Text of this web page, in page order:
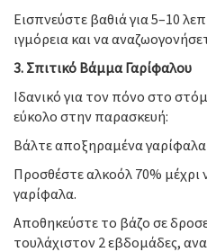
Εισπνεύστε βαθιά για 5–10
ιγμόρεια και να
3. Σπιτικό Βάμμα Γαρίφαλου
Ιδανικό για τον πόνο στο
εύκολο στην παρασκευή:
Βάλτε αποξηραμένα γαρίφαλα
Προσθέστε αλκοόλ 70%
γαρίφαλα.
Αποθηκεύστε το βάζο σε
τουλάχιστον 2 εβδομάδες,